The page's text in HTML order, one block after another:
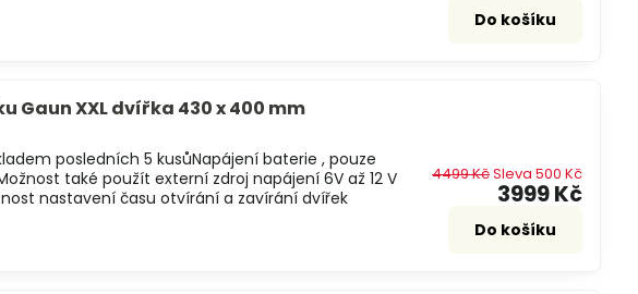
Do košíku
XXL dvířka 430 x 400 mm
posledních 5 kusůNapájení baterie , pouze
také použít externí zdroj napájení 6V až 12 V
nastavení času otvírání a zavírání dvířek
3999 Kč
4499 KčSleva 500 Kč
Do košíku